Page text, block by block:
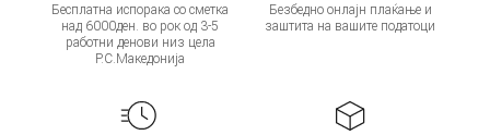
Бесплатна испорака со сметка
над 6000ден. во рок од 3-5
работни денови низ цела
Р.С.Македонија
Безбедно онлајн плаќање и
заштита на вашите податоци